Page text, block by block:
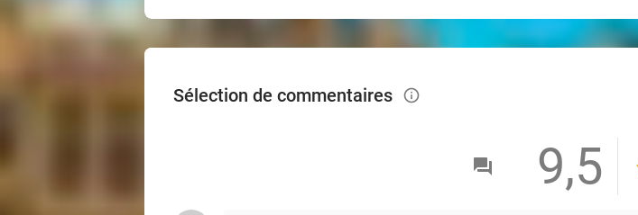
Sélection de commentaires info_outlined
9,5